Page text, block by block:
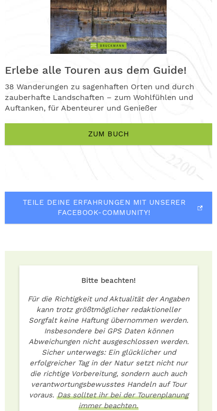
Erlebe alle Touren aus dem Guide!
38 Wanderungen zu sagenhaften Orten und durch
zauberhafte Landschaften – zum Wohlfühlen und
Auftanken, für Abenteurer und Genießer
ZUM BUCH
TEILE DEINE ERFAHRUNGEN MIT UNSERER
FACEBOOK-COMMUNITY!
Bitte beachten!
Für die Richtigkeit und Aktualität der Angaben
kann trotz größtmöglicher redaktioneller
Sorgfalt keine Haftung übernommen werden.
Insbesondere bei GPS Daten können
Abweichungen nicht ausgeschlossen werden.
Sicher unterwegs: Ein glücklicher und
erfolgreicher Tag in der Natur setzt nicht nur
die richtige Vorbereitung, sondern auch auch
verantwortungsbewusstes Handeln auf Tour
voraus. Das solltet ihr bei der Tourenplanung
immer beachten.